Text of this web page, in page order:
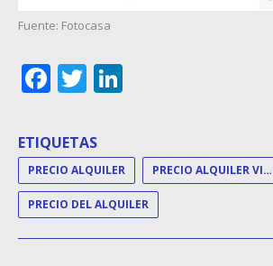
Fuente: Fotocasa
Facebook
Twitter
ETIQUETAS
PRECIO ALQUILER PRECIO ALQUILER VIVIENDA
PRECIO DEL ALQUILER